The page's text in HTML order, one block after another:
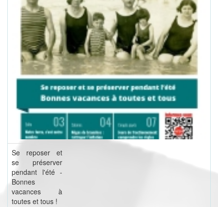
Se reposer et
se préserver
pendant l'été -
Bonnes
vacances à
toutes et tous !